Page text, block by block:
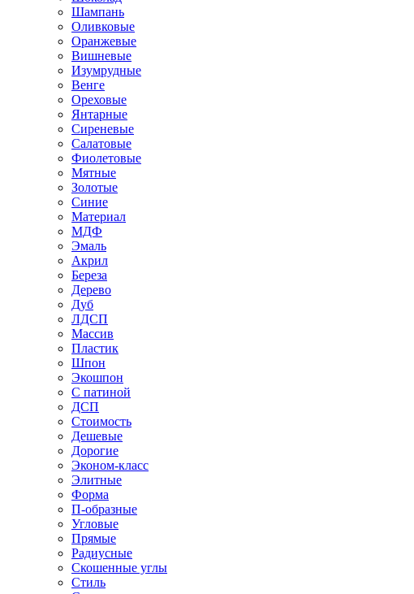
Шампань
Оливковые
Оранжевые
Вишневые
Изумрудные
Венге
Ореховые
Янтарные
Сиреневые
Салатовые
Фиолетовые
Мятные
Золотые
Синие
Материал
МДФ
Эмаль
Акрил
Береза
Дерево
Дуб
ЛДСП
Массив
Пластик
Шпон
Экошпон
С патиной
ДСП
Стоимость
Дешевые
Дорогие
Эконом-класс
Элитные
Форма
П-образные
Угловые
Прямые
Радиусные
Скошенные углы
Стиль